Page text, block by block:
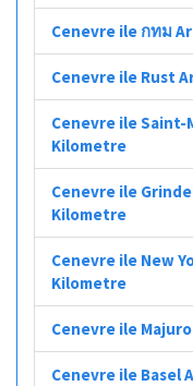
Cenevre ile กทม
Cenevre ile Rust
Cenevre ile Saint-
Kilometre
Cenevre ile
Kilometre
Cenevre ile New
Kilometre
Cenevre ile
Cenevre ile Basel